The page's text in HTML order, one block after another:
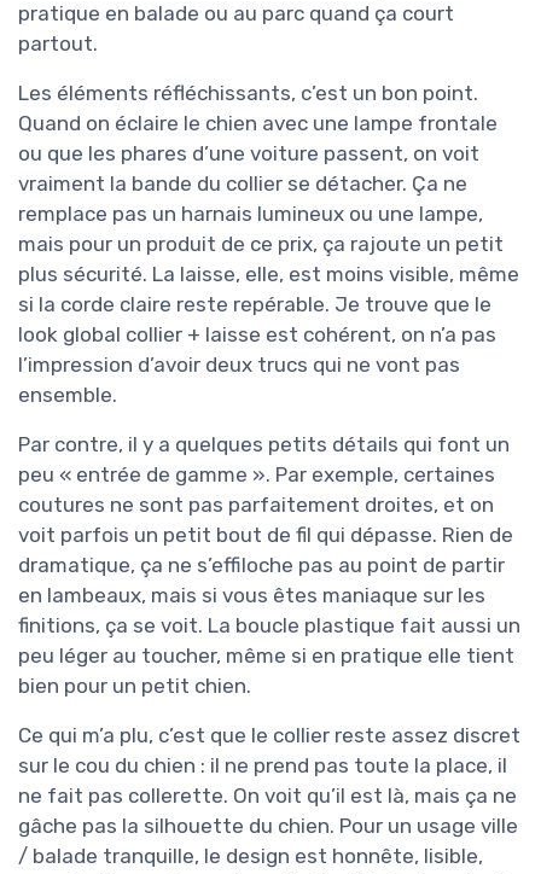
pratique en balade ou au parc quand ça court
partout.
Les éléments réfléchissants, c’est un bon point.
Quand on éclaire le chien avec une lampe frontale
ou que les phares d’une voiture passent, on voit
vraiment la bande du collier se détacher. Ça ne
remplace pas un harnais lumineux ou une lampe,
mais pour un produit de ce prix, ça rajoute un petit
plus sécurité. La laisse, elle, est moins visible, même
si la corde claire reste repérable. Je trouve que le
look global collier + laisse est cohérent, on n’a pas
l’impression d’avoir deux trucs qui ne vont pas
ensemble.
Par contre, il y a quelques petits détails qui font un
peu « entrée de gamme ». Par exemple, certaines
coutures ne sont pas parfaitement droites, et on
voit parfois un petit bout de fil qui dépasse. Rien de
dramatique, ça ne s’effiloche pas au point de partir
en lambeaux, mais si vous êtes maniaque sur les
finitions, ça se voit. La boucle plastique fait aussi un
peu léger au toucher, même si en pratique elle tient
bien pour un petit chien.
Ce qui m’a plu, c’est que le collier reste assez discret
sur le cou du chien : il ne prend pas toute la place, il
ne fait pas collerette. On voit qu’il est là, mais ça ne
gâche pas la silhouette du chien. Pour un usage ville
/ balade tranquille, le design est honnête, lisible,